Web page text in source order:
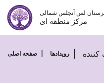
Skip
to
content
لس آنجلس شمالی
مرکز منطقه ای
صفحه اصلی رویدادها